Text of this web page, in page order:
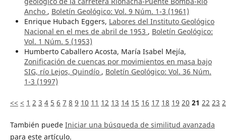
Ancho , Boletín Geológico: Vol. 9 Núm. 1-3 (1961)
Enrique Hubach Eggers, Labores del Instituto Geológico
Nacional en el mes de abril de 1953 , Boletín Geológico:
Vol. 1 Núm. 5 (1953)
Humberto Caballero Acosta, María Isabel Mejía,
Zonificación de cuencas por movimientos en masa bajo
SIG, río Lejos, Quindío , Boletín Geológico: Vol. 36 Núm.
1-3 (1997)
<< < 1 2 3 4 5 6 7 8 9 10 11 12 13 14 15 16 17 18 19 20 21 22 23
También puede Iniciar una búsqueda de similitud avanzada
para este artículo.